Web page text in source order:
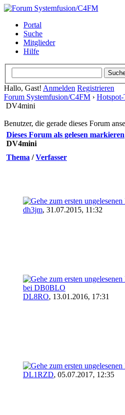
Portal
Suche
Mitglieder
Hilfe
Hallo, Gast! Anmelden Registrieren
Forum Systemfusion/C4FM ›
DV4mini
Benutzer, die gerade dieses Forum
Dieses Forum als gelesen markieren
DV4mini
Thema /Verfasser
dh3jm, 31.07.2015, 11:32
bei DB0BLO
DL8RO, 13.01.2016, 17:31
DL1RZD, 05.07.2017, 12:35